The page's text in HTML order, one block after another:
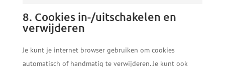
8. Cookies in-/uitschakelen en
verwijderen
Je kunt je internet browser gebruiken om cookies
automatisch of handmatig te verwijderen. Je kunt ook